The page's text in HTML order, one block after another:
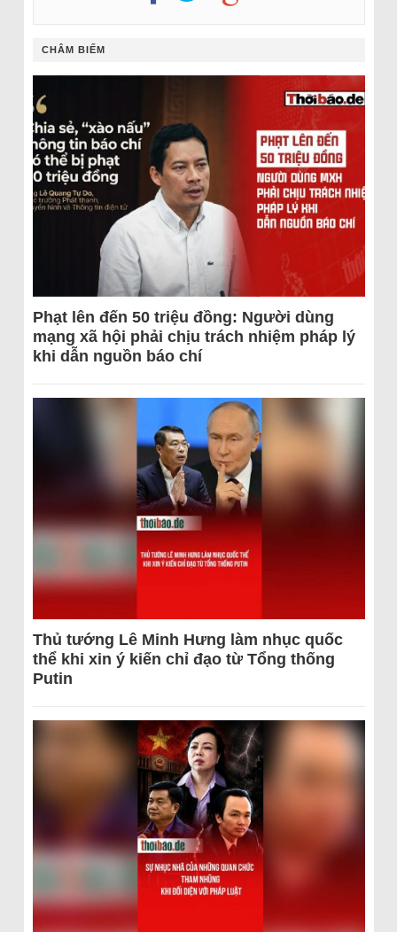
CHÂM BIẾM
Phạt lên đến 50 triệu đồng: Người dùng
mạng xã hội phải chịu trách nhiệm pháp lý
khi dẫn nguồn báo chí
Thủ tướng Lê Minh Hưng làm nhục quốc
thể khi xin ý kiến chỉ đạo từ Tổng thống
Putin